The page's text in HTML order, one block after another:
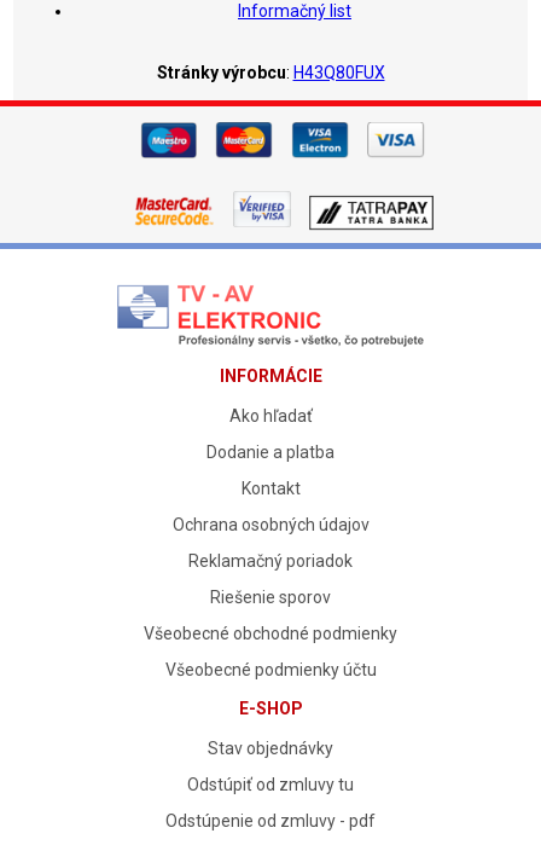
Informačný list
Stránky výrobcu: H43Q80FUX
INFORMÁCIE
Ako hľadať
Dodanie a platba
Kontakt
Ochrana osobných údajov
Reklamačný poriadok
Riešenie sporov
Všeobecné obchodné podmienky
Všeobecné podmienky účtu
E-SHOP
Stav objednávky
Odstúpiť od zmluvy tu
Odstúpenie od zmluvy - pdf